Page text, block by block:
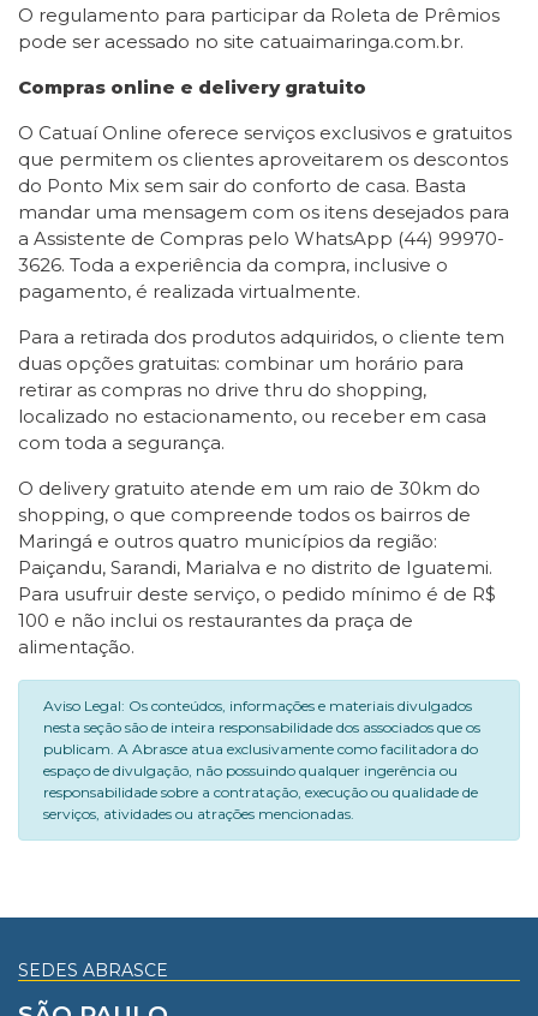
O regulamento para participar da Roleta de Prêmios
pode ser acessado no site catuaimaringa.com.br.
Compras online e delivery gratuito
O Catuaí Online oferece serviços exclusivos e gratuitos
que permitem os clientes aproveitarem os descontos
do Ponto Mix sem sair do conforto de casa. Basta
mandar uma mensagem com os itens desejados para
a Assistente de Compras pelo WhatsApp (44) 99970-
3626. Toda a experiência da compra, inclusive o
pagamento, é realizada virtualmente.
Para a retirada dos produtos adquiridos, o cliente tem
duas opções gratuitas: combinar um horário para
retirar as compras no drive thru do shopping,
localizado no estacionamento, ou receber em casa
com toda a segurança.
O delivery gratuito atende em um raio de 30km do
shopping, o que compreende todos os bairros de
Maringá e outros quatro municípios da região:
Paiçandu, Sarandi, Marialva e no distrito de Iguatemi.
Para usufruir deste serviço, o pedido mínimo é de R$
100 e não inclui os restaurantes da praça de
alimentação.
Aviso Legal: Os conteúdos, informações e materiais divulgados
nesta seção são de inteira responsabilidade dos associados que os
publicam. A Abrasce atua exclusivamente como facilitadora do
espaço de divulgação, não possuindo qualquer ingerência ou
responsabilidade sobre a contratação, execução ou qualidade de
serviços, atividades ou atrações mencionadas.
SEDES ABRASCE